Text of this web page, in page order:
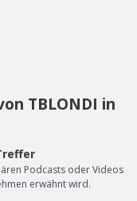
TBLONDI in
Podcasts oder Videos
erwähnt wird.